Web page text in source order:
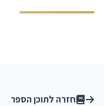
חזרה לתוכן הספר